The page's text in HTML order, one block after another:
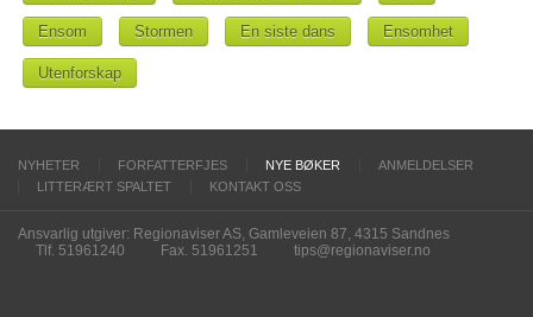
Ensom Stormen En siste dans Ensomhet
Utenforskap
NYHETER FORFATTERFJES NYE BØKER
ANMELDELSER
LITTERÆRT SPALTET
KONTAKT OSS
Ansvarlig utgiver: Regionaviser AS, Gamleveien 87, 4315 Sandnes
Tlf. 51961240
Fax. 51961251 tips@regionaviser.no